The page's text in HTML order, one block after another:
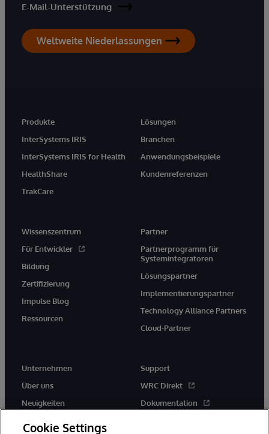
E-Mail-Unterstützung
Weltweite Niederlassungen
Produkte
InterSystems IRIS
InterSystems IRIS for Health
HealthShare
TrakCare
Lösungen
Branchen
Anwendungsbeispiele
Kundenreferenzen
Wissenszentrum
Für Entwickler
Bildung
Zertifizierung
Impulse Blog
Ressourcen
Partner
Partnerprogramm für
Systemintegratoren
Lösungspartner
Implementierungspartner
Technology Alliance Partners
Cloud-Partner
Unternehmen
Über uns
Neuigkeiten
Support
WRC Direkt
Dokumentation
Cookie Settings